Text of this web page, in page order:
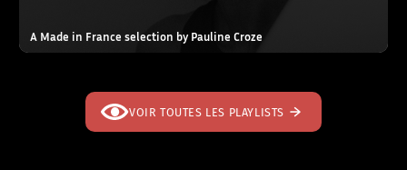
A Made in France selection by Pauline Croze
VOIR TOUTES LES PLAYLISTS